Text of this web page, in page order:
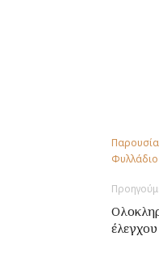
Φυλλάδιο